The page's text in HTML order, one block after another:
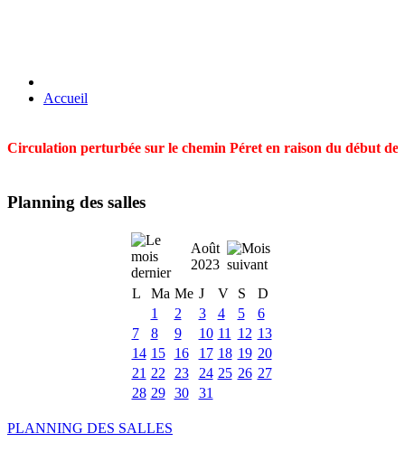
Accueil
Circulation perturbée sur le chemin Péret en raison du début
Planning des salles
Août
2023
L
Ma Me J V S
D
1
2 3 4 5
6
7
8 9 10 11 12 13
14 15 16 17 18 19 20
21 22 23 24 25 26 27
28 29 30 31
PLANNING DES SALLES